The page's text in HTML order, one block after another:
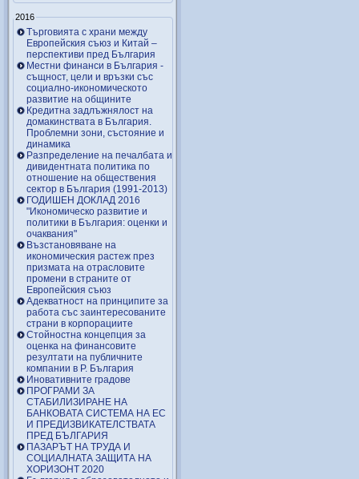
2016
Търговията с храни между
Европейския съюз и Китай –
перспективи пред България
Местни финанси в България -
същност, цели и връзки със
социално-икономическото
развитие на общините
Кредитна задлъжнялост на
домакинствата в България.
Проблемни зони, състояние и
динамика
Разпределение на печалбата и
дивидентната политика по
отношение на обществения
сектор в България (1991-2013)
ГОДИШЕН ДОКЛАД 2016
"Икономическо развитие и
политики в България: оценки и
очаквания"
Възстановяване на
икономическия растеж през
призмата на отрасловите
промени в страните от
Европейския съюз
Адекватност на принципите за
работа със заинтересованите
страни в корпорациите
Стойностна концепция за
оценка на финансовите
резултати на публичните
компании в Р. България
Иновативните градове
ПРОГРАМИ ЗА
СТАБИЛИЗИРАНЕ НА
БАНКОВАТА СИСТЕМА НА ЕС
И ПРЕДИЗВИКАТЕЛСТВАТА
ПРЕД БЪЛГАРИЯ
ПАЗАРЪТ НА ТРУДА И
СОЦИАЛНАТА ЗАЩИТА НА
ХОРИЗОНТ 2020